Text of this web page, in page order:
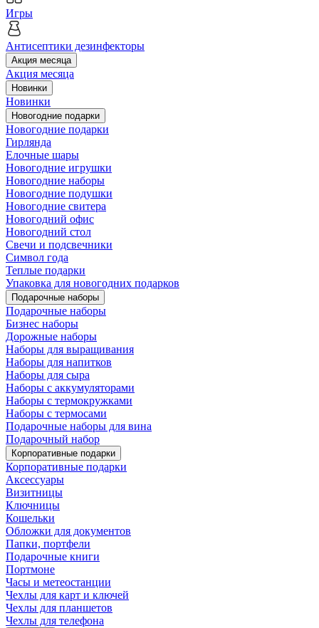
Игры
Антисептики дезинфекторы
Акция месяца
Акция месяца
Новинки
Новинки
Новогодние подарки
Новогодние подарки
Гирлянда
Елочные шары
Новогодние игрушки
Новогодние наборы
Новогодние подушки
Новогодние свитера
Новогодний офис
Новогодний стол
Свечи и подсвечники
Символ года
Теплые подарки
Упаковка для новогодних подарков
Подарочные наборы
Подарочные наборы
Бизнес наборы
Дорожные наборы
Наборы для выращивания
Наборы для напитков
Наборы для сыра
Наборы с аккумуляторами
Наборы с термокружками
Наборы с термосами
Подарочные наборы для вина
Подарочный набор
Корпоративные подарки
Корпоративные подарки
Аксессуары
Визитницы
Ключницы
Кошельки
Обложки для документов
Папки, портфели
Подарочные книги
Портмоне
Часы и метеостанции
Чехлы для карт и ключей
Чехлы для планшетов
Чехлы для телефона